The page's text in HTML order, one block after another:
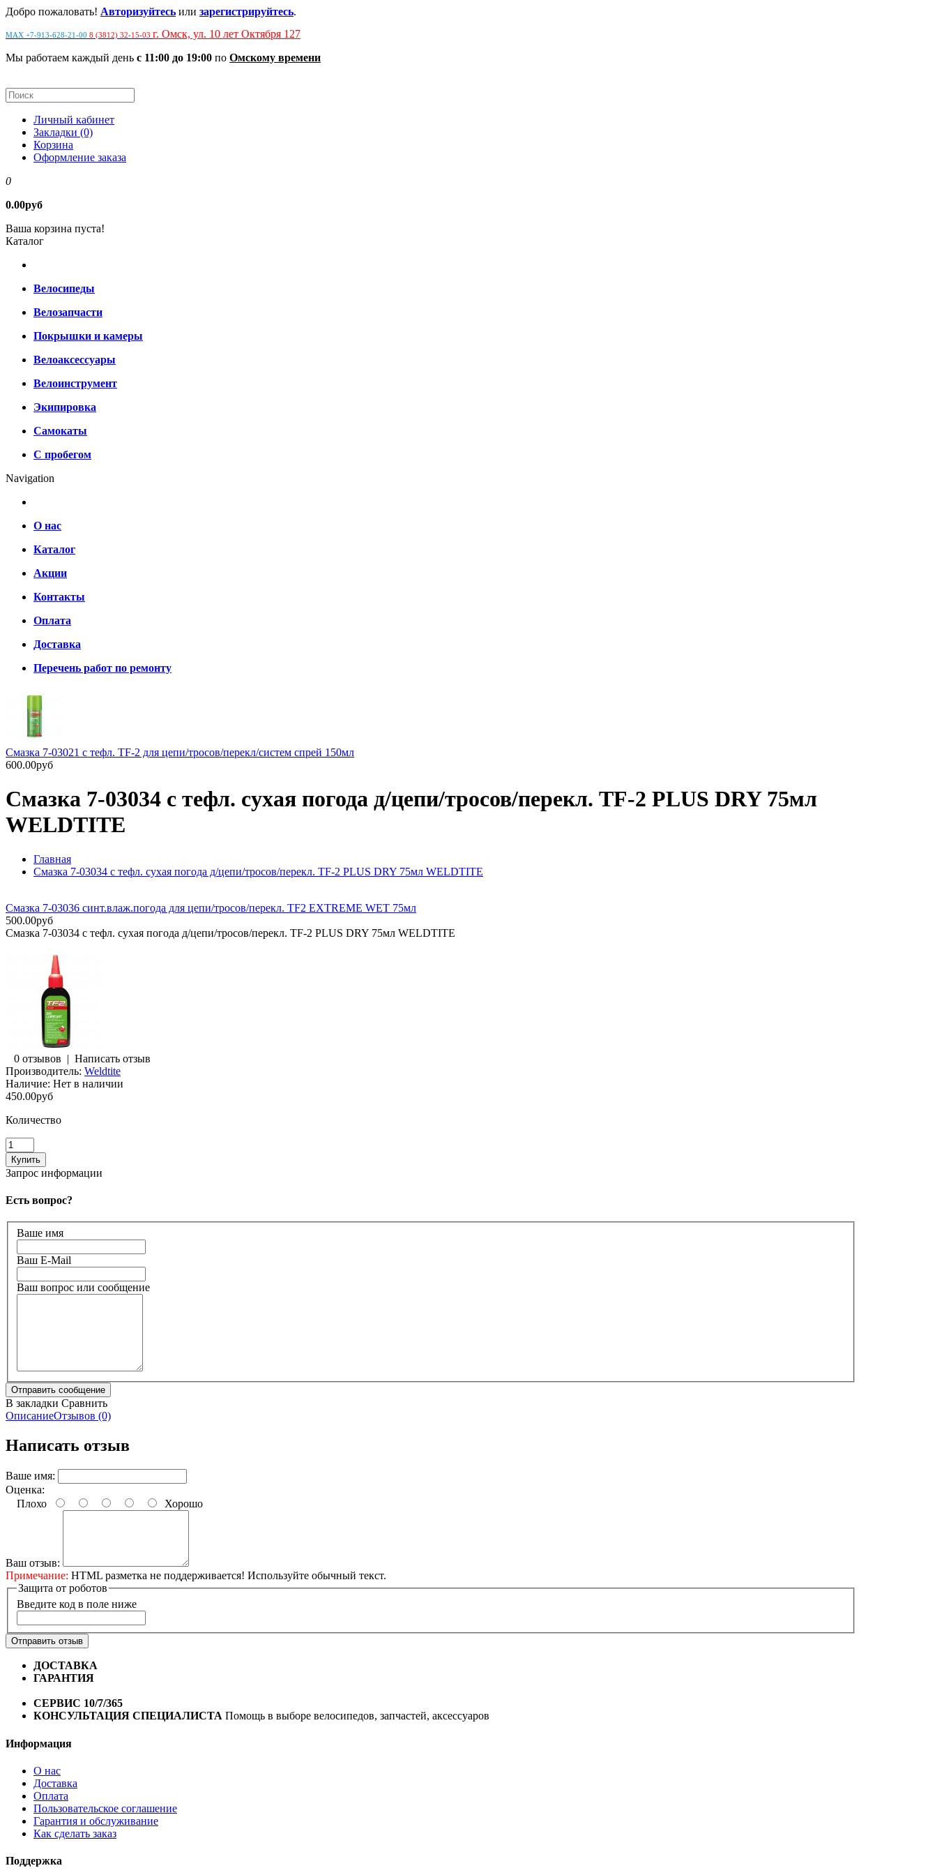
Добро пожаловать! Авторизуйтесь или зарегистрируйтесь.
MAX +7-913-628-21-00 8 (3812) 32-15-03 г. Омск, ул. 10 лет Октября 127
Мы работаем каждый день с 11:00 до 19:00 по Омскому времени
Личный кабинет
Закладки (0)
Корзина
Оформление заказа
0
0.00руб
Ваша корзина пуста!
Каталог
Велосипеды
Велозапчасти
Покрышки и камеры
Велоаксессуары
Велоинструмент
Экипировка
Самокаты
С пробегом
Navigation
О нас
Каталог
Акции
Контакты
Оплата
Доставка
Перечень работ по ремонту
Смазка 7-03021 с тефл. TF-2 для цепи/тросов/перекл/систем спрей 150мл
600.00руб
Смазка 7-03034 с тефл. сухая погода д/цепи/тросов/перекл. TF-2 PLUS DRY 75мл
WELDTITE
Главная
Смазка 7-03034 с тефл. сухая погода д/цепи/тросов/перекл. TF-2 PLUS DRY 75мл WELDTITE
Смазка 7-03036 синт.влаж.погода для цепи/тросов/перекл. TF2 EXTREME WET 75мл
500.00руб
Смазка 7-03034 с тефл. сухая погода д/цепи/тросов/перекл. TF-2 PLUS DRY 75мл WELDTITE
0 отзывов | Написать отзыв
Производитель: Weldtite
Наличие: Нет в наличии
450.00руб
Количество
Запрос информации
Есть вопрос?
Ваше имя
Ваш E-Mail
Ваш вопрос или сообщение
В закладки Сравнить
ОписаниеОтзывов (0)
Написать отзыв
Ваше имя:
Оценка:
Плохо
Хорошо
Ваш отзыв:
Примечание: HTML разметка не поддерживается! Используйте обычный текст.
Защита от роботов
Введите код в поле ниже
Отправить отзыв
ДОСТАВКА
ГАРАНТИЯ
СЕРВИС 10/7/365
КОНСУЛЬТАЦИЯ СПЕЦИАЛИСТА Помощь в выборе велосипедов, запчастей, аксессуаров
Информация
О нас
Доставка
Оплата
Пользовательское соглашение
Гарантия и обслуживание
Как сделать заказ
Поддержка